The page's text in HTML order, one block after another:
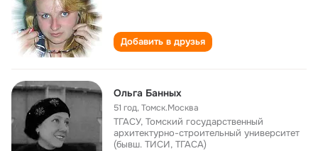
Добавить в друзья
Ольга Банных
51 год,Томск.Москва
ТГАСУ, Томский государственный
архитектурно-строительный университет
(бывш. ТИСИ, ТГАСА)